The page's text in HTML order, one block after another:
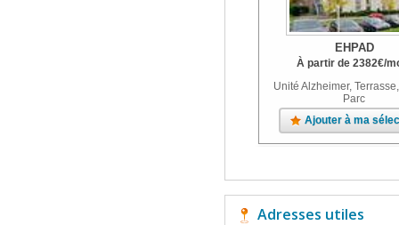
EHPAD
À partir de 2382€/
Unité Alzheimer,
Parc
Ajouter à ma
Adresses utiles